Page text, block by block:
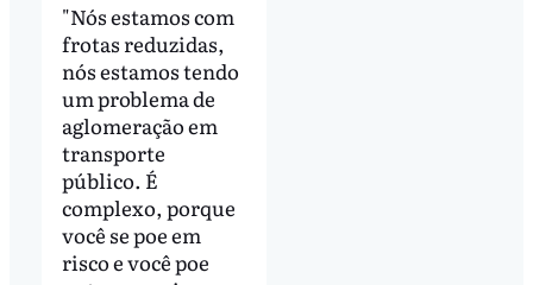
"Nós estamos com
frotas reduzidas,
nós estamos tendo
um problema de
aglomeração em
transporte
público. É
complexo, porque
você se poe em
risco e você poe